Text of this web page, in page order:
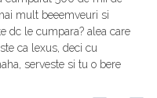
mult beeemveuri si
dc le cumpara? alea care
ca lexus, deci cu
serveste si tu o bere